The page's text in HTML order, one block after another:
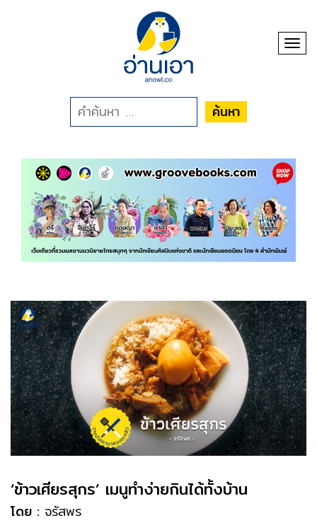
ค้นหา
‘ข้าวเศียรสุกร’ เมนูทำง่ายกินได้ทั้งบ้าน
โดย : จรัสพร